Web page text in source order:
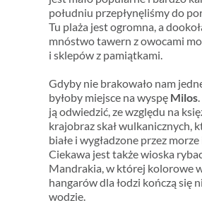
południu przepłynęliśmy do
Tu plaża jest ogromna, a
mnóstwo tawern z owocami
i sklepów z pamiątkami.
Gdyby nie brakowało nam
byłoby miejsce na wyspę Milos
ją odwiedzić, ze względu na
krajobraz skał wulkanicznych,
białe i wygładzone przez
Ciekawa jest także wioska
Mandrakia, w której kolorowe
hangarów dla łodzi kończą się
wodzie.